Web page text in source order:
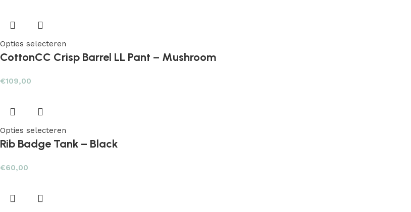
Opties selecteren
CottonCC Crisp Barrel LL Pant – Mushroom
€109,00
Opties selecteren
Rib Badge Tank – Black
€60,00